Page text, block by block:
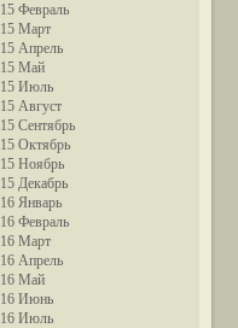
Февраль
Март
Апрель
Май
Июль
Август
Сентябрь
Октябрь
Ноябрь
Декабрь
Январь
Февраль
Март
Апрель
Май
Июнь
Июль